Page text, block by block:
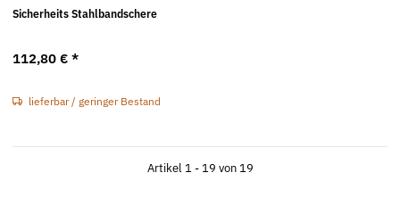
Sicherheits Stahlbandschere
112,80 € *
lieferbar / geringer Bestand
Artikel 1 - 19 von 19